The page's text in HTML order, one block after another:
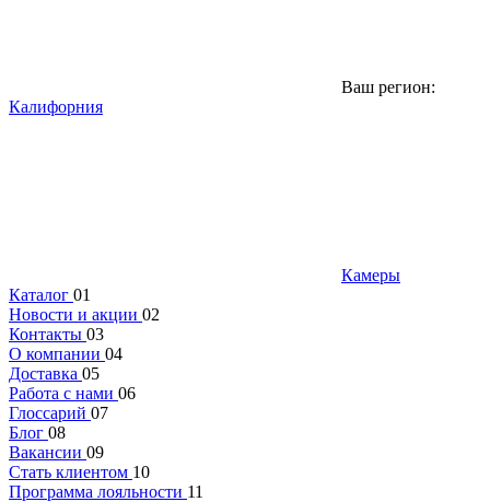
Ваш регион:
Калифорния
Камеры
Каталог 01
Новости и акции 02
Контакты 03
О компании 04
Доставка 05
Работа с нами 06
Глоссарий 07
Блог 08
Вакансии 09
Стать клиентом 10
Программа лояльности 11